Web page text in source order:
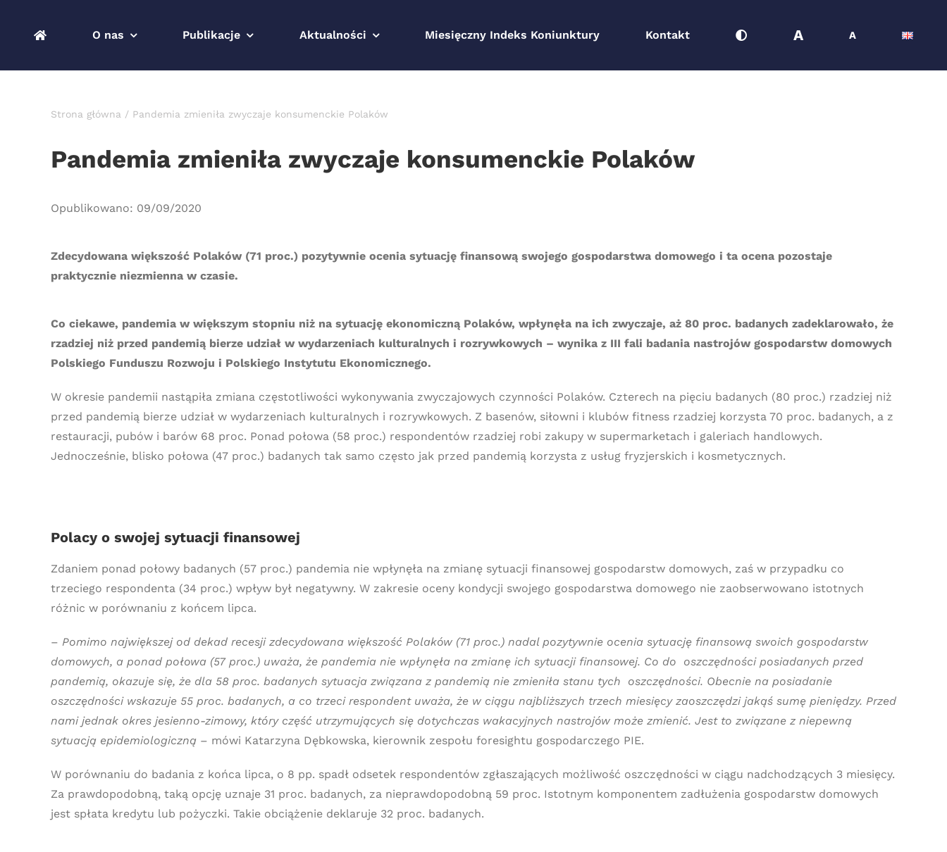
O nas Publikacje Aktualności Miesięczny Indeks Koniunktury Kontakt A A
Strona główna Pandemia zmieniła zwyczaje konsumenckie Polaków
Pandemia zmieniła zwyczaje konsumenckie Polaków
Opublikowano: 09/09/2020
Zdecydowana większość Polaków (71 proc.) pozytywnie ocenia sytuację finansową swojego gospodarstwa domowego i ta ocena pozostaje
praktycznie niezmienna w czasie.
Co ciekawe, pandemia w większym stopniu niż na sytuację ekonomiczną Polaków, wpłynęła na ich zwyczaje, aż 80 proc. badanych zadeklarowało, że
rzadziej niż przed pandemią bierze udział w wydarzeniach kulturalnych i rozrywkowych – wynika z III fali badania nastrojów gospodarstw domowych
Polskiego Funduszu Rozwoju i Polskiego Instytutu Ekonomicznego.
W okresie pandemii nastąpiła zmiana częstotliwości wykonywania zwyczajowych czynności Polaków. Czterech na pięciu badanych (80 proc.) rzadziej niż
przed pandemią bierze udział w wydarzeniach kulturalnych i rozrywkowych. Z basenów, siłowni i klubów fitness rzadziej korzysta 70 proc. badanych, a z
restauracji, pubów i barów 68 proc. Ponad połowa (58 proc.) respondentów rzadziej robi zakupy w supermarketach i galeriach handlowych.
Jednocześnie, blisko połowa (47 proc.) badanych tak samo często jak przed pandemią korzysta z usług fryzjerskich i kosmetycznych.
Polacy o swojej sytuacji finansowej
Zdaniem ponad połowy badanych (57 proc.) pandemia nie wpłynęła na zmianę sytuacji finansowej gospodarstw domowych, zaś w przypadku co
trzeciego respondenta (34 proc.) wpływ był negatywny. W zakresie oceny kondycji swojego gospodarstwa domowego nie zaobserwowano istotnych
różnic w porównaniu z końcem lipca.
– Pomimo największej od dekad recesji zdecydowana większość Polaków (71 proc.) nadal pozytywnie ocenia sytuację finansową swoich gospodarstw
domowych, a ponad połowa (57 proc.) uważa, że pandemia nie wpłynęła na zmianę ich sytuacji finansowej. Co do oszczędności posiadanych przed
pandemią, okazuje się, że dla 58 proc. badanych sytuacja związana z pandemią nie zmieniła stanu tych oszczędności. Obecnie na posiadanie
oszczędności wskazuje 55 proc. badanych, a co trzeci respondent uważa, że w ciągu najbliższych trzech miesięcy zaoszczędzi jakąś sumę pieniędzy. Przed
nami jednak okres jesienno-zimowy, który część utrzymujących się dotychczas wakacyjnych nastrojów może zmienić. Jest to związane z niepewną
sytuacją epidemiologiczną – mówi Katarzyna Dębkowska, kierownik zespołu foresightu gospodarczego PIE.
W porównaniu do badania z końca lipca, o 8 pp. spadł odsetek respondentów zgłaszających możliwość oszczędności w ciągu nadchodzących 3 miesięcy.
Za prawdopodobną, taką opcję uznaje 31 proc. badanych, za nieprawdopodobną 59 proc. Istotnym komponentem zadłużenia gospodarstw domowych
jest spłata kredytu lub pożyczki. Takie obciążenie deklaruje 32 proc. badanych.